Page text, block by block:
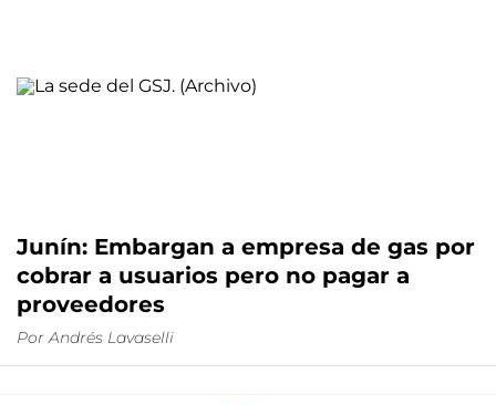
Junín: Embargan a empresa de gas por
cobrar a usuarios pero no pagar a
proveedores
Por Andrés Lavaselli